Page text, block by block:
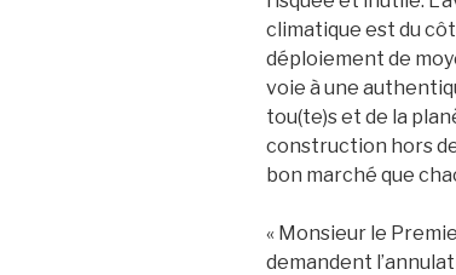
climatique est du
déploiement de
voie à une
tou(te)s et de la
construction hors
bon marché que
« Monsieur le
demandent